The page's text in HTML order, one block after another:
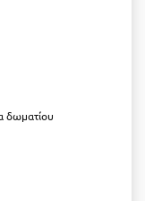
δωματίου